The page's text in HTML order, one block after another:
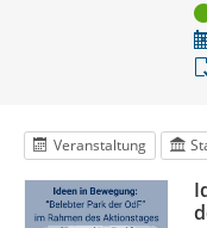
Veranstaltung